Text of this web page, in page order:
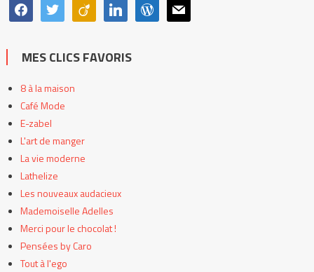
facebooktwitter viadeo linkedin wordpress
mail
MES CLICS FAVORIS
8 à la maison
Café Mode
E-zabel
L'art de manger
La vie moderne
Lathelize
Les nouveaux audacieux
Mademoiselle Adelles
Merci pour le chocolat !
Pensées by Caro
Tout à l'ego